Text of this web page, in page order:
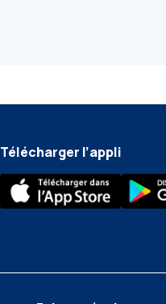
Télécharger l’appli